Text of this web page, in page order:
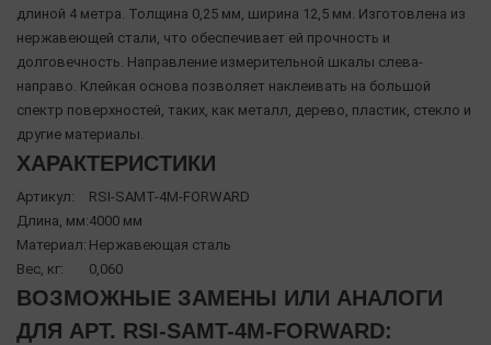
длиной 4 метра. Толщина 0,25 мм, ширина 12,5 мм. Изготовлена из
нержавеющей стали, что обеспечивает ей прочность и
долговечность. Направление измерительной шкалы слева-
направо. Клейкая основа позволяет наклеивать на большой
спектр поверхностей, таких, как металл, дерево, пластик, стекло и
другие материалы.
ХАРАКТЕРИСТИКИ
Артикул:
RSI-SAMT-4M-FORWARD
Длина, мм:4000 мм
Материал: Нержавеющая сталь
Вес, кг:
0,060
ВОЗМОЖНЫЕ ЗАМЕНЫ ИЛИ АНАЛОГИ
ДЛЯ АРТ. RSI-SAMT-4M-FORWARD: